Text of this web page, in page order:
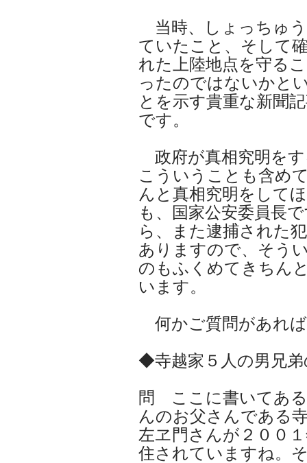
当時、しょっちゅ
ていたこと、そして
れた上陸地点を守る
ったのではないかと
とを示す貴重な新聞
です。
政府が真相究明を
こういうことも含め
んと真相究明をして
も、国家公安委員長
ら、また逮捕された
ありますので、そう
のもふくめてきちん
います。
何かご質問があれ
◆寺越家５人の男兄
問 ここに書いてあ
んのお父さんである
左ヱ門さんが２００
住されていますね。